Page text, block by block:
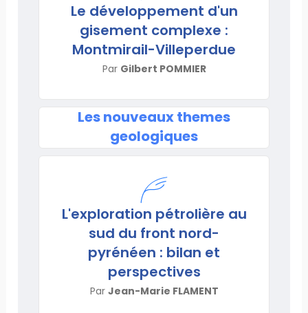
Le développement d'un
gisement complexe :
Montmirail-Villeperdue
Par Gilbert POMMIER
Les nouveaux themes
geologiques
L'exploration pétrolière au
sud du front nord-
pyrénéen : bilan et
perspectives
Par Jean-Marie FLAMENT